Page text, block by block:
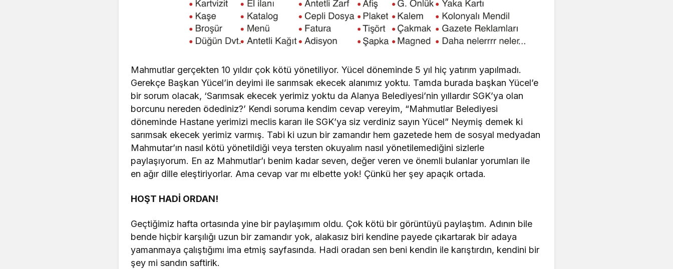
Mahmutlar gerçekten 10 yıldır çok kötü yönetiliyor. Yücel döneminde 5 yıl hiç yatırım yapılmadı.
Gerekçe Başkan Yücel’in deyimi ile sarımsak ekecek alanımız yoktu. Tamda burada başkan Yücel’e
bir sorum olacak, ‘Sarımsak ekecek yerimiz yoktu da Alanya Belediyesi’nin yıllardır SGK’ya olan
borcunu nereden ödediniz?’ Kendi soruma kendim cevap vereyim, “Mahmutlar Belediyesi
döneminde Hastane yerimizi meclis kararı ile SGK’ya siz verdiniz sayın Yücel” Neymiş demek ki
sarımsak ekecek yerimiz varmış. Tabi ki uzun bir zamandır hem gazetede hem de sosyal medyadan
Mahmutar’ın nasıl kötü yönetildiği veya tersten okuyalım nasıl yönetilemediğini sizlerle
paylaşıyorum. En az Mahmutlar’ı benim kadar seven, değer veren ve önemli bulanlar yorumları ile
en ağır dille eleştiriyorlar. Ama cevap var mı elbette yok! Çünkü her şey apaçık ortada.
HOŞT HADİ ORDAN!
Geçtiğimiz hafta ortasında yine bir paylaşımım oldu. Çok kötü bir görüntüyü paylaştım. Adının bile
bende hiçbir karşılığı uzun bir zamandır yok, alakasız biri kendine payede çıkartarak bir adaya
yamanmaya çalıştığımı ima etmiş sayfasında. Hadi oradan sen beni kendin ile karıştırdın, kendini bir
şey mi sandın saftirik.